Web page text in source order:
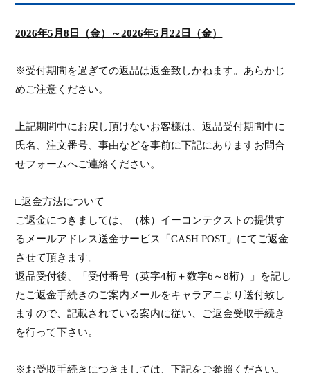
2026年5月8 日（金）～2026年5月22 日（金）
※受付期間を過ぎての返品は返金致しかねます。あらかじ
めご注意ください。
上記期間中にお戻し頂けないお客様は、返品受付期間中に
氏名、注文番号、事由などを事前に下記にありますお問合
せフォームへご連絡ください。
□返金方法について
ご返金につきましては、（株）イーコンテクストの提供す
るメールアドレス送金サービス「CASH POST 」にてご返金
させて頂きます。
返品受付後、「受付番号（英字4桁＋数字6 ～8桁）」を記し
たご返金手続きのご案内メールをキャラアニより送付致し
ますので、記載されている案内に従い、ご返金受取手続き
を行って下さい。
※お受取手続きにつきましては、下記をご参照ください。